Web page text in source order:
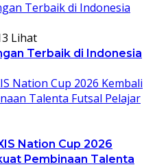
Lihat
Terbaik di Indonesia
Nation Cup 2026
Pembinaan Talenta